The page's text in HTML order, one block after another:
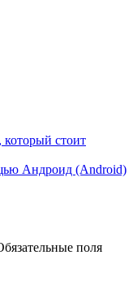
стоит
Андроид (Android)
поля